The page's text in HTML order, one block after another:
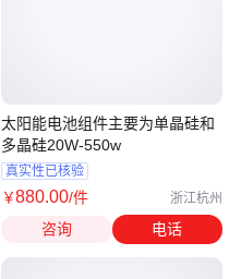
太阳能电池组件主要为单晶硅和
多晶硅20W-550w
真实性已核验
￥880.00/件 浙江杭州
咨询 电话